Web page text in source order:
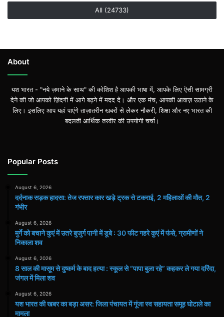
All (24733)
About
यश भारत - "नये ज़माने के साथ" की कोशिश है आपकी भाषा में, आपके लिए ऎसी सामग्री
देने की जो आपको ज़िंदगी में आगे बढ़ने में मदद दे। और एक मंच, आपकी आवाज़ उठाने के
लिए। इसलिए आप यहां पाएंगे ताज़ातरीन खबरों से लेकर नौकरी, शिक्षा और नए भारत की
बदलती आर्थिक तस्वीर की उपयोगी चर्चा।
Popular Posts
August 6, 2026
दर्दनाक सड़क हादसा: तेज रफ्तार कार खड़े ट्रक से टकराई, 2 महिलाओं की मौत, 2
गंभीर
August 6, 2026
मुर्गे को बचाने कुएं में उतरे बुजुर्ग पानी में डूबे : 30 फीट गहरे कुएं में फंसे, ग्रामीणों ने
निकाला शव
August 6, 2026
8 साल की मासूम से दुष्कर्म के बाद हत्या : स्कूल से “पापा बुला रहे” कहकर ले गया दरिंदा,
जंगल में मिला शव
August 6, 2026
यश भारत की खबर का बड़ा असर: जिला पंचायत में गूंजा स्व सहायता समूह घोटाले का
मामला